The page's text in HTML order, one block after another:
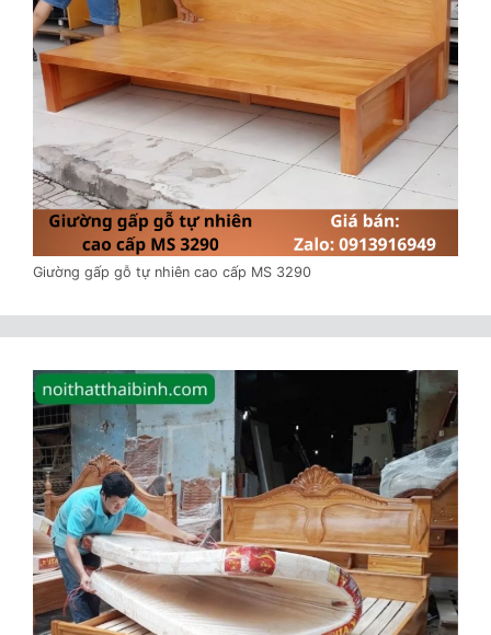
Giường gấp gỗ tự nhiên cao cấp MS 3290